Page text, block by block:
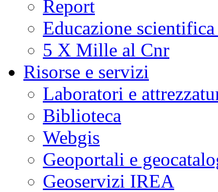
Report
Educazione
5 X Mille al Cnr
Risorse e servizi
Laboratori e
Biblioteca
Webgis
Geoportali e
Geoservizi IREA